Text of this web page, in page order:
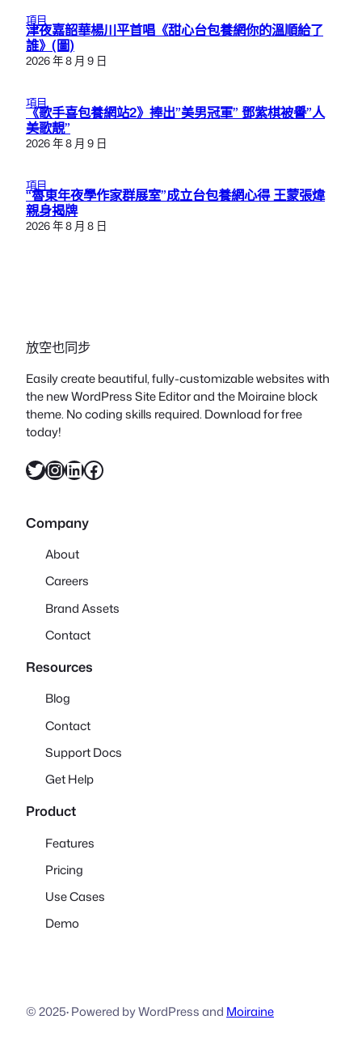
項目
津夜嘉韶華楊川平首唱《甜心台包養網你的溫順給了
誰》(圖)
2026 年 8 月 9 日
項目
《歌手喜包養網站2》捧出”美男冠軍” 鄧紫棋被譽”人
美歌靚”
2026 年 8 月 9 日
項目
“魯東年夜學作家群展室”成立台包養網心得 王蒙張煒
親身揭牌
2026 年 8 月 8 日
放空也同步
Easily create beautiful, fully-customizable websites with
the new WordPress Site Editor and the Moiraine block
theme. No coding skills required. Download for free
today!
X InstagramLinkedIn Facebook
Company
About
Careers
Brand Assets
Contact
Resources
Blog
Contact
Support Docs
Get Help
Product
Features
Pricing
Use Cases
Demo
© 2025·Powered by WordPress and Moiraine